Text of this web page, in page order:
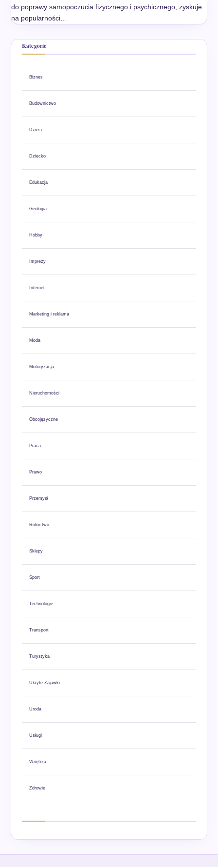
do poprawy samopoczucia fizycznego i psychicznego, zyskuje
na popularności…
Kategorie
Biznes
Budownictwo
Dzieci
Dziecko
Edukacja
Geologia
Hobby
Imprezy
Internet
Marketing i reklama
Moda
Motoryzacja
Nieruchomości
Obcojęzyczne
Praca
Prawo
Przemysł
Rolnictwo
Sklepy
Sport
Technologie
Transport
Turystyka
Ukryte Zajawki
Uroda
Usługi
Wnętrza
Zdrowie